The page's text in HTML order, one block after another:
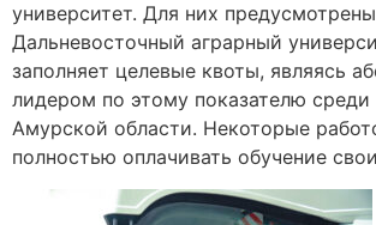
университет. Для них
Дальневосточный аграрный
заполняет целевые квоты, являясь
лидером по этому показателю среди
Амурской области. Некоторые
полностью оплачивать обучение